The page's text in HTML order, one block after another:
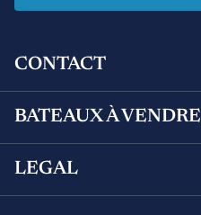
CONTACT
Sunsail and Moorings Brokerage
+33 (0) 4 92 00 09 02
BATEAUX À VENDRE
Bateaux à vendre
LEGAL